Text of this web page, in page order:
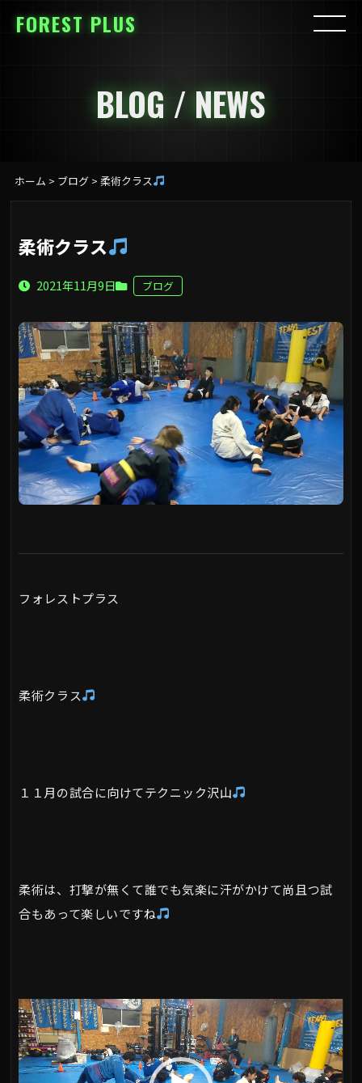
FOREST PLUS
BLOG / NEWS
ホーム > ブログ> 柔術クラス
柔術クラス
2021年11月9日 ブログ
フォレストプラス
柔術クラス
１１月の試合に向けてテクニック沢山
柔術は、打撃が無くて誰でも気楽に汗がかけて尚且つ試
合もあって楽しいですね
動
画
プ